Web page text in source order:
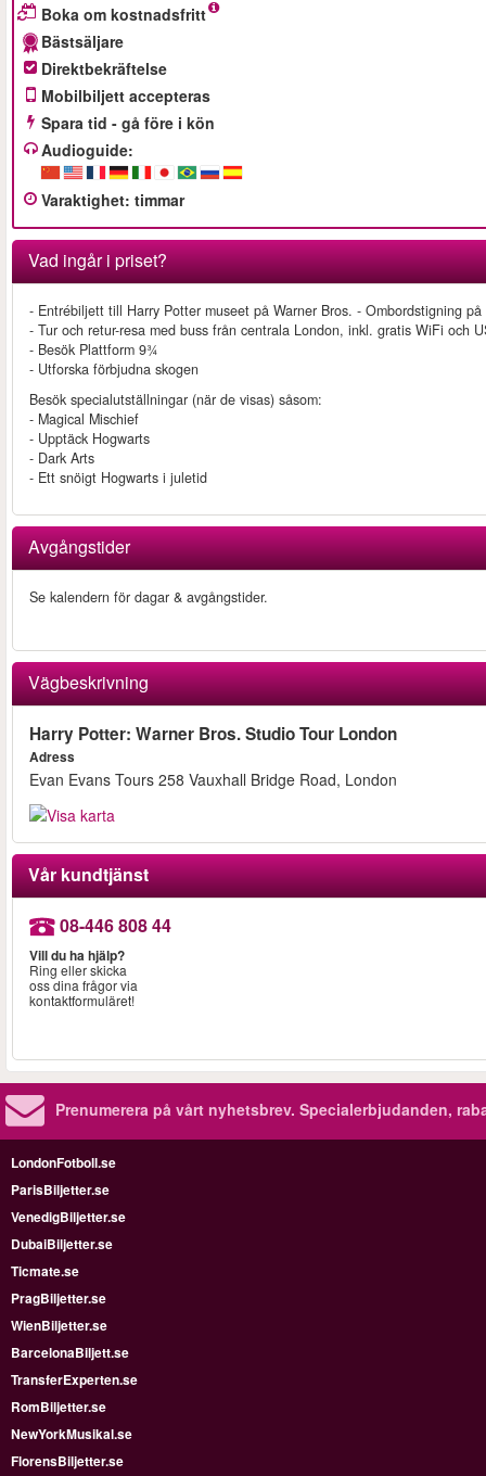
Boka om kostnadsfritt
Bästsäljare
Direktbekräftelse
Mobilbiljett accepteras
Spara tid - gå före i kön
Audioguide:
Varaktighet: timmar
Vad ingår i priset?
- Entrébiljett till Harry Potter museet på Warner Bros. - Ombordstigning på
- Tur och retur-resa med buss från centrala London, inkl. gratis WiFi och
- Besök Plattform 9¾
- Utforska förbjudna skogen
Besök specialutställningar (när de visas) såsom:
- Magical Mischief
- Upptäck Hogwarts
- Dark Arts
- Ett snöigt Hogwarts i juletid
Avgångstider
Se kalendern för dagar & avgångstider.
Vägbeskrivning
Harry Potter: Warner Bros. Studio Tour London
Adress
Evan Evans Tours 258 Vauxhall Bridge Road, London
Vår kundtjänst
08-446 808 44
Vill du ha hjälp?
Ring eller skicka
oss dina frågor via
kontaktformuläret!
Prenumerera på vårt nyhetsbrev. Specialerbjudanden,
LondonFotboll.se
ParisBiljetter.se
VenedigBiljetter.se
DubaiBiljetter.se
Ticmate.se
PragBiljetter.se
WienBiljetter.se
BarcelonaBiljett.se
TransferExperten.se
RomBiljetter.se
NewYorkMusikal.se
FlorensBiljetter.se